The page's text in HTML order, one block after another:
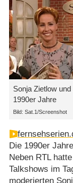
Sonja Zietlow
1990er Jahre
Bild: Sat.1/Screenshot
Die 1990er
Neben RTL
Talkshows im
moderierten